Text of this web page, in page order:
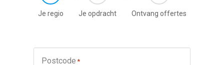
Je regio Je opdracht Ontvang offertes
Postcode *